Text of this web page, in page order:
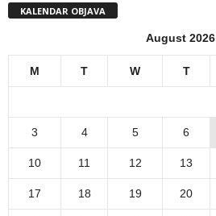
KALENDAR OBJAVA
August 2026
M T W T
3 4 5 6
10 11 12 13
17 18 19 20